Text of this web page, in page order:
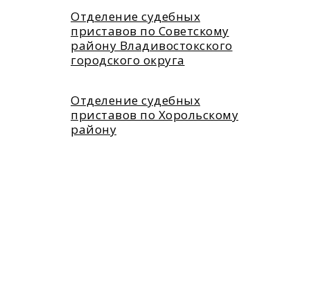
Отделение судебных
приставов по Советскому
району Владивостокского
городского округа
Отделение судебных
приставов по Хорольскому
району